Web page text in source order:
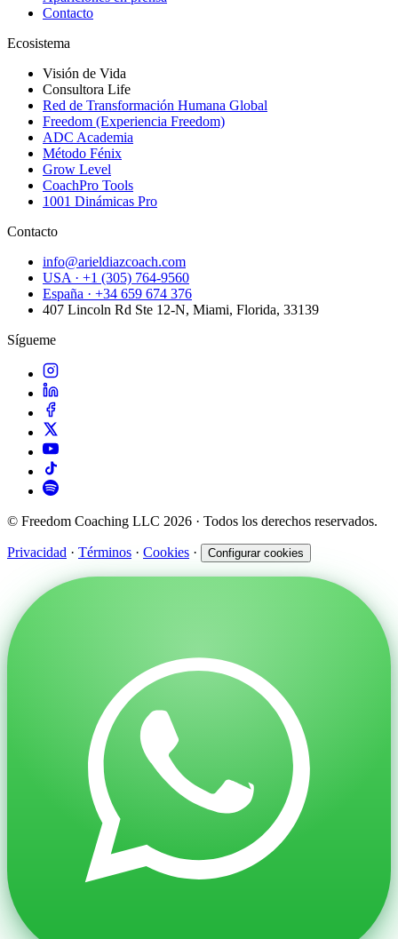
Contacto
Ecosistema
Visión de Vida
Consultora Life
Red de Transformación Humana Global
Freedom (Experiencia Freedom)
ADC Academia
Método Fénix
Grow Level
CoachPro Tools
1001 Dinámicas Pro
Contacto
info@arieldiazcoach.com
USA · +1 (305) 764-9560
España · +34 659 674 376
407 Lincoln Rd Ste 12-N, Miami, Florida, 33139
Sígueme
© Freedom Coaching LLC 2026 · Todos los derechos reservados.
Privacidad · Términos · Cookies · Configurar cookies